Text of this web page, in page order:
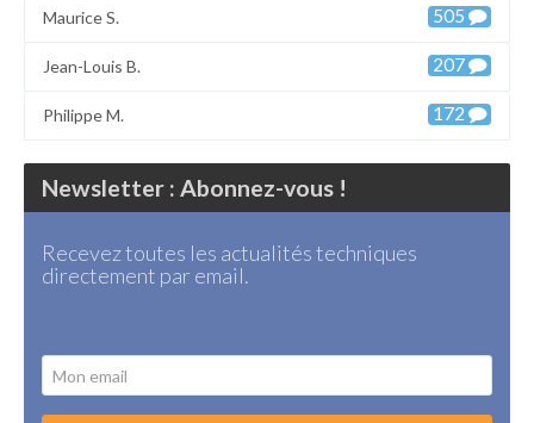
Maurice S. 505
Jean-Louis B. 207
Philippe M. 172
Newsletter : Abonnez-vous !
Recevez toutes les actualités techniques
directement par email.